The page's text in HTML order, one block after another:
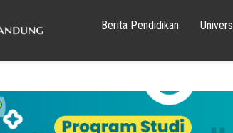
Berita Pendidikan